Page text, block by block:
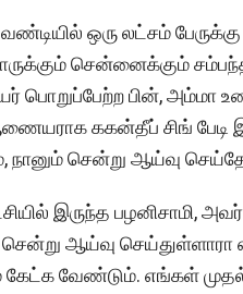
ஒரு லட்சம்
சென்னைக்கும்
பொறுப்பேற்ற பின்,
ககன்தீப் சிங் பேடி
நானும் சென்று ஆய்வு
இருந்த பழனிசாமி,
ஆய்வு
கேட்க வேண்டும். எங்கள்